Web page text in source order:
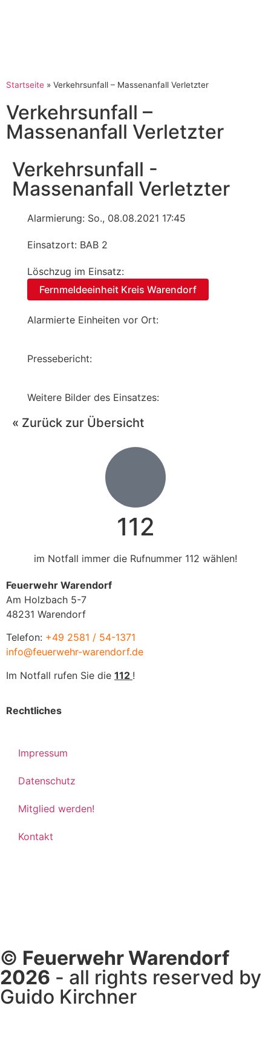
Startseite » Verkehrsunfall – Massenanfall Verletzter
Verkehrsunfall –
Massenanfall Verletzter
Verkehrsunfall -
Massenanfall Verletzter
Alarmierung: So., 08.08.2021 17:45
Einsatzort: BAB 2
Löschzug im Einsatz:
Fernmeldeeinheit Kreis Warendorf
Alarmierte Einheiten vor Ort:
Pressebericht:
Weitere Bilder des Einsatzes:
« Zurück zur Übersicht
112
im Notfall immer die Rufnummer 112 wählen!
Feuerwehr Warendorf
Am Holzbach 5-7
48231 Warendorf
Telefon: +49 2581 / 54-1371
info@feuerwehr-warendorf.de
Im Notfall rufen Sie die 112 !
Rechtliches
Impressum
Datenschutz
Mitglied werden!
Kontakt
© Feuerwehr Warendorf
2026 - all rights reserved by
Guido Kirchner